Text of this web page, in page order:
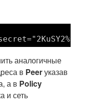
аналогичные
в Peerуказав
а в Policy
и сеть